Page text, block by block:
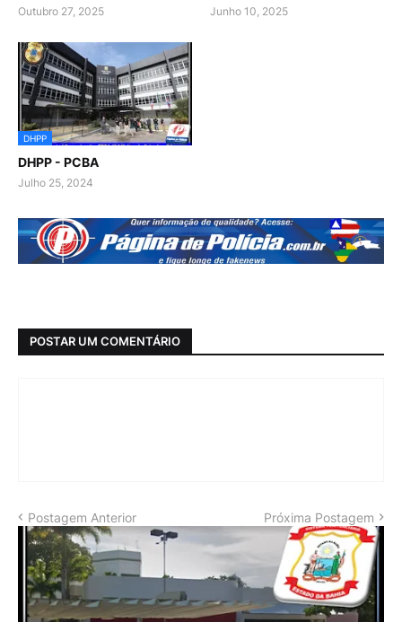
Outubro 27, 2025 Junho 10, 2025
DHPP
DHPP - PCBA
Julho 25, 2024
POSTAR UM COMENTÁRIO
Postagem Anterior Próxima Postagem